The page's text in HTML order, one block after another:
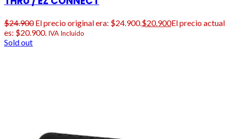
$24.900 El precio original era: $24.900.$20.900El precio actual
es: $20.900. IVA Incluido
Sold out